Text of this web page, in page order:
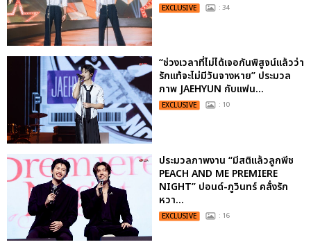
EXCLUSIVE : 34
“ช่วงเวลาที่ไม่ได้เจอกันพิสูจน์แล้วว่า
รักแท้จะไม่มีวันจางหาย” ประมวล
ภาพ JAEHYUN กับแฟน...
EXCLUSIVE : 10
ประมวลภาพงาน “มีสติแล้วลูกพีช
PEACH AND ME PREMIERE
NIGHT” ปอนด์-ภูวินทร์ คลั่งรัก
หวา...
EXCLUSIVE : 16